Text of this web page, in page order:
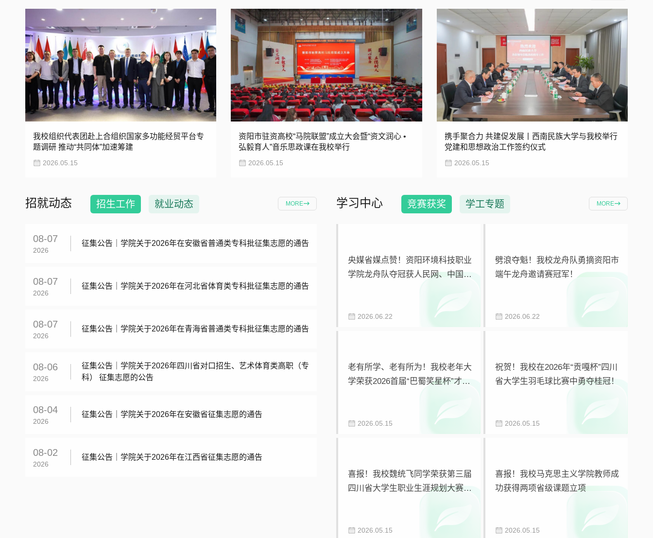
我校组织代表团赴上合组织国家多功能经贸平台专
题调研 推动“共同体”加速筹建
2026.05.15
资阳市驻资高校“马院联盟”成立大会暨“资文润心 •
弘毅育人”音乐思政课在我校举行
2026.05.15
携手聚合力 共建促发展丨西南民族大学与我校举行
党建和思想政治工作签约仪式
2026.05.15
招就动态 MORE
招生工作 就业动态
08-07
2026
征集公告｜学院关于2026年在安徽省普通类专科批征集志愿的通告
08-07
2026
征集公告｜学院关于2026年在河北省体育类专科批征集志愿的通告
08-07
2026
征集公告｜学院关于2026年在青海省普通类专科批征集志愿的通告
08-06
2026
征集公告｜学院关于2026年四川省对口招生、艺术体育类高职（专
科） 征集志愿的公告
08-04
2026
征集公告｜学院关于2026年在安徽省征集志愿的通告
08-02
2026
征集公告｜学院关于2026年在江西省征集志愿的通告
学习中心 MORE
竞赛获奖 学工专题
央媒省媒点赞！资阳环境科技职业
学院龙舟队夺冠获人民网、中国新
2026.06.22
劈浪夺魁！我校龙舟队勇摘资阳市
端午龙舟邀请赛冠军！
2026.06.22
老有所学、老有所为！我校老年大
学荣获2026首届“巴蜀笑星杯”才艺
2026.05.15
祝贺！我校在2026年“贡嘎杯”四川
省大学生羽毛球比赛中勇夺桂冠！
2026.05.15
喜报！我校魏统飞同学荣获第三届
四川省大学生职业生涯规划大赛决
2026.05.15
喜报！我校马克思主义学院教师成
功获得两项省级课题立项
2026.05.15